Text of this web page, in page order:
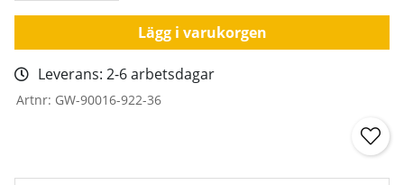
Lägg i varukorgen
Leverans: 2-6 arbetsdagar
Artnr: GW-90016-922-36